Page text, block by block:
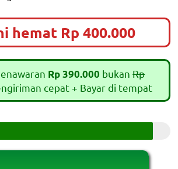
hemat Rp 400.000
Rp 390.000 bukanRp
cepat + Bayar di tempat